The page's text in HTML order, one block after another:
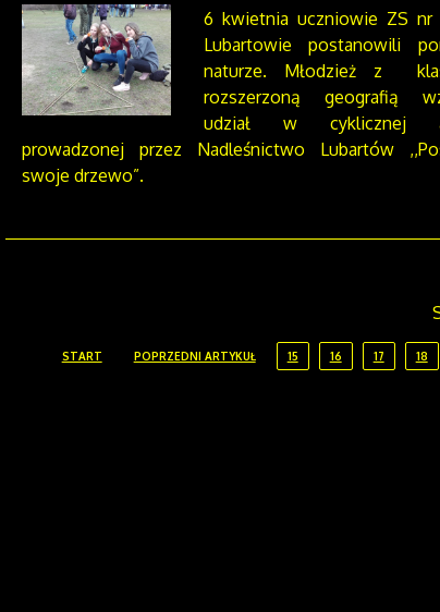
6 kwietnia uczniowie ZS
Lubartowie postanowili
naturze. Młodzież z
rozszerzoną geografią
udział w cyklicznej
prowadzonej przez Nadleśnictwo Lubartów
swoje drzewo”.
START POPRZEDNI ARTYKUŁ 15 16 17 18